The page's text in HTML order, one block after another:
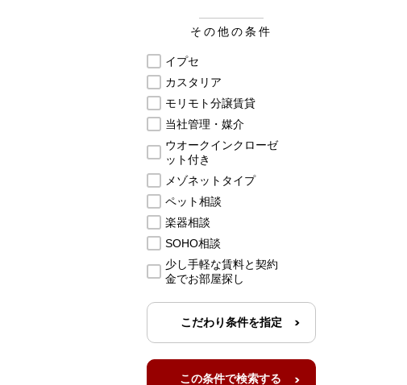
その他の条件
イプセ
カスタリア
モリモト分譲賃貸
当社管理・媒介
ウオークインクローゼ
ット付き
メゾネットタイプ
ペット相談
楽器相談
SOHO相談
少し手軽な賃料と契約
金でお部屋探し
こだわり条件を指定